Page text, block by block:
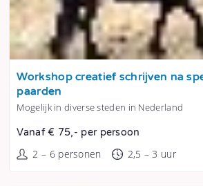
Tonen
Workshop creatief schrijven na
paarden
Mogelijk in diverse steden in Nederland
Vanaf € 75,- per persoon
2 – 6 personen 2,5 – 3 uur